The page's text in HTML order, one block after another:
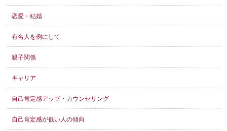
恋愛・結婚
有名人を例にして
親子関係
キャリア
自己肯定感アップ・カウンセリング
自己肯定感が低い人の傾向